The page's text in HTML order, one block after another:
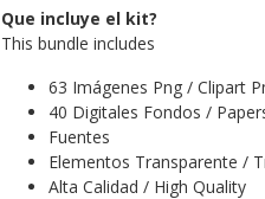
Que incluye el kit?
This bundle includes
63 Imágenes Png / Clipart
40 Digitales Fondos /
Fuentes
Elementos Transparente /
Alta Calidad / High Quality